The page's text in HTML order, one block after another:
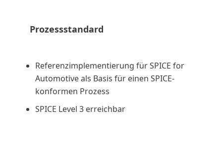
Prozessstandard
Referenzimplementierung für SPICE for
Automotive als Basis für einen SPICE-
konformen Prozess
SPICE Level 3 erreichbar